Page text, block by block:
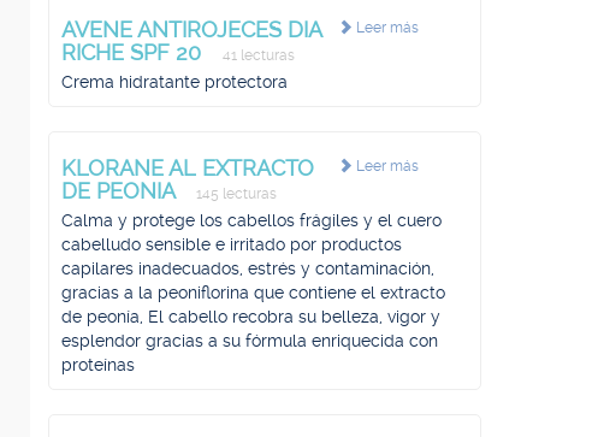
Leer más
AVENE ANTIROJECES DIA
RICHE SPF 20
41 lecturas
Crema hidratante protectora
Leer más
KLORANE AL EXTRACTO
DE PEONIA
145 lecturas
Calma y protege los cabellos frágiles y el cuero
cabelludo sensible e irritado por productos
capilares inadecuados, estrés y contaminación,
gracias a la peoniflorina que contiene el extracto
de peonía, El cabello recobra su belleza, vigor y
esplendor gracias a su fórmula enriquecida con
proteínas